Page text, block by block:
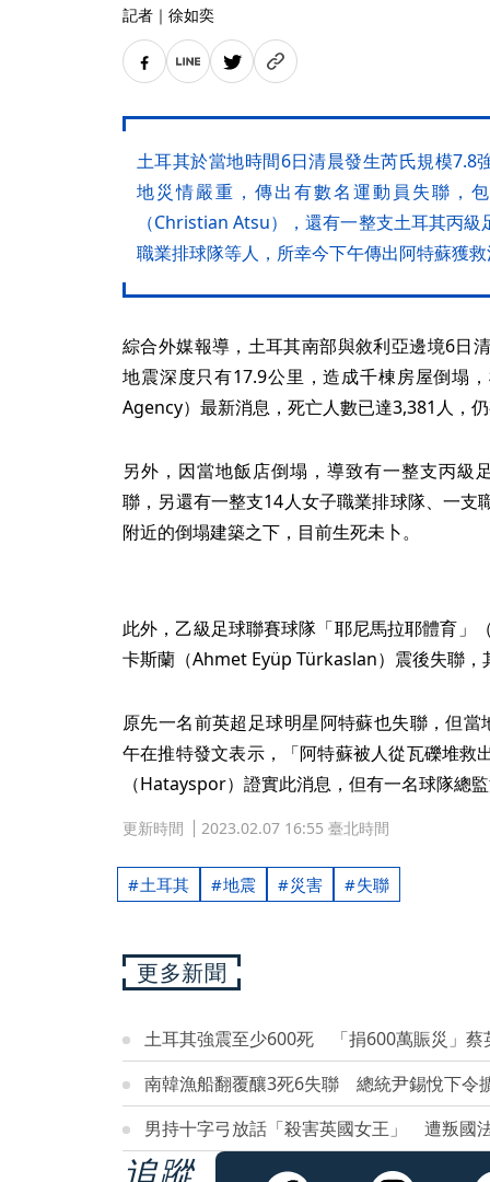
記者 ｜ 徐如奕
土耳其於當地時間6日清晨發生芮氏規模7.8
地災情嚴重，傳出有數名運動員失聯，
（Christian Atsu），還有一整支土耳其丙
職業排球隊等人，所幸今下午傳出阿特蘇獲
綜合外媒報導，土耳其南部與敘利亞邊境6日
地震深度只有17.9公里，造成千棟房屋倒塌
Agency）最新消息，死亡人數已達3,381人，
另外，因當地飯店倒塌，導致有一整支丙級
聯，另還有一整支14人女子職業排球隊、一支
附近的倒塌建築之下，目前生死未卜。
此外，乙級足球聯賽球隊「耶尼馬拉耶體育
卡斯蘭（Ahmet Eyüp Türkaslan）震後失聯，
原先一名前英超足球明星阿特蘇也失聯，但
午在推特發文表示，「阿特蘇被人從瓦礫堆救
（Hatayspor）證實此消息，但有一名球隊總
更新時間 2023.02.07 16:55 臺北時間
土耳其 地震 災害 失聯
更多新聞
土耳其強震至少600死 「捐600萬賑災」蔡
南韓漁船翻覆釀3死6失聯 總統尹錫悅下令
男持十字弓放話「殺害英國女王」 遭叛國